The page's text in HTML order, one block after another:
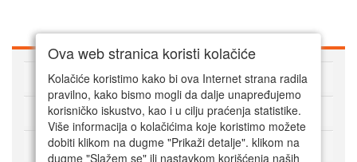
O Super alatima
Kako kupovati online
Korisnički servis
Ova web stranica koristi kolačiće
Kolačiće koristimo kako bi ova Internet strana radila
pravilno, kako bismo mogli da dalje unapređujemo
korisničko iskustvo, kao i u cilju praćenja statistike.
Više informacija o kolačićima koje koristimo možete
dobiti klikom na dugme "Prikaži detalje". klikom na
dugme "Slažem se" ili nastavkom korišćenja naših